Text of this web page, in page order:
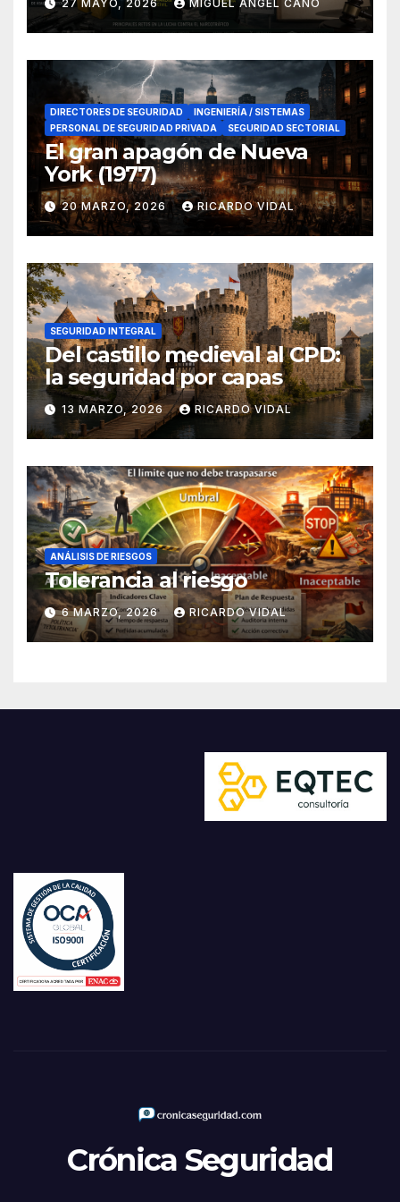
en el sur de España
27 MAYO, 2026 MIGUEL ANGEL CANO
DIRECTORES DE SEGURIDAD
INGENIERÍA / SISTEMAS
PERSONAL DE SEGURIDAD PRIVADA
SEGURIDAD SECTORIAL
El gran apagón de Nueva
York (1977)
20 MARZO, 2026 RICARDO VIDAL
SEGURIDAD INTEGRAL
Del castillo medieval al CPD:
la seguridad por capas
13 MARZO, 2026 RICARDO VIDAL
ANÁLISIS DE RIESGOS
Tolerancia al riesgo
6 MARZO, 2026 RICARDO VIDAL
Crónica Seguridad